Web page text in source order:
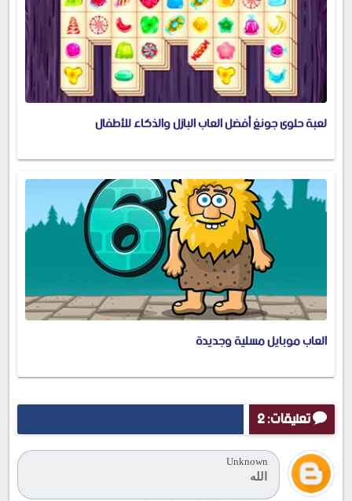
لعبة حلوى جونغ أفضل العاب البازل والذكاء للأطفال
العاب موبايل مسلية وجديدة
تعليقات: 2
Unknown
الله